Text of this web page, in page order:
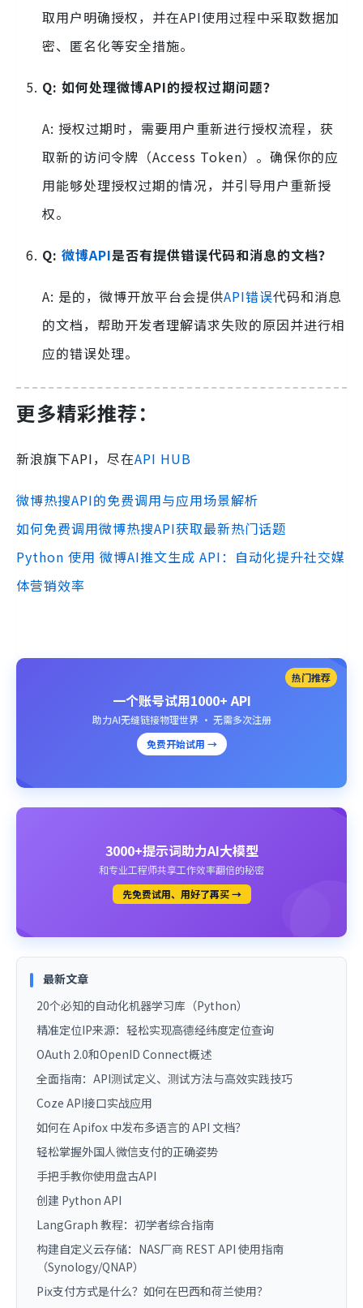
取用户明确授权，并在API使用过程中采取数据加
密、匿名化等安全措施。
Q: 如何处理微博API的授权过期问题？
A: 授权过期时，需要用户重新进行授权流程，获
取新的访问令牌（Access Token）。确保你的应
用能够处理授权过期的情况，并引导用户重新授
权。
Q: 微博API是否有提供错误代码和消息的文档？
A: 是的，微博开放平台会提供API错误代码和消息
的文档，帮助开发者理解请求失败的原因并进行相
应的错误处理。
更多精彩推荐：
新浪旗下API，尽在API HUB
微博热搜API的免费调用与应用场景解析
如何免费调用微博热搜API获取最新热门话题
Python 使用 微博AI推文生成 API：自动化提升社交媒
体营销效率
热门推荐
一个账号试用1000+ API
助力AI无缝链接物理世界 · 无需多次注册
免费开始试用 →
3000+提示词助力AI大模型
和专业工程师共享工作效率翻倍的秘密
先免费试用、用好了再买 →
最新文章
20个必知的自动化机器学习库（Python）
精准定位IP来源：轻松实现高德经纬度定位查询
OAuth 2.0和OpenID Connect概述
全面指南：API测试定义、测试方法与高效实践技巧
Coze API接口实战应用
如何在 Apifox 中发布多语言的 API 文档？
轻松掌握外国人微信支付的正确姿势
手把手教你使用盘古API
创建 Python API
LangGraph 教程：初学者综合指南
构建自定义云存储：NAS厂商 REST API 使用指南
（Synology/QNAP）
Pix支付方式是什么？如何在巴西和荷兰使用？